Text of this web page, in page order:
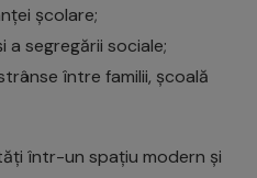
școlare;
a segregării sociale;
între familii, școală
într-un spațiu modern și